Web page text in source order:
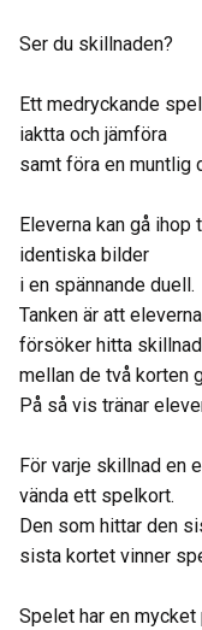
Ser du skillnaden?
Ett medryckande
iaktta och jämföra
samt föra en muntlig
Eleverna kan gå
identiska bilder
i en spännande duell.
Tanken är att
försöker hitta
mellan de två korten
På så vis tränar
För varje skillnad en
vända ett spelkort.
Den som hittar den
sista kortet vinner
Spelet har en